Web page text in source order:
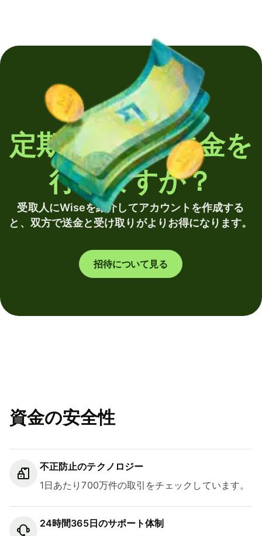
定期的に海外送金を
行いますか？
受取人にWiseを紹介してアカウントを作成する
と、双方で送金と受け取りがよりお得になります。
招待について見る
資金の安全性
不正防止のテクノロジー
1日あたり700万件の取引をチェックしています。
24時間365日のサポート体制